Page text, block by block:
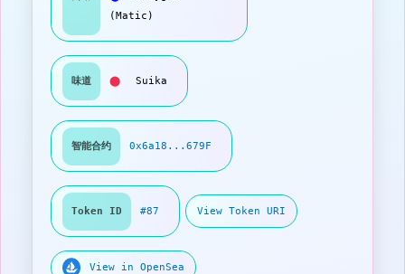
(Matic)
味道 ⬤ Suika
智能合约 0x6a18...679F
Token ID #87 View Token URI
View in OpenSea